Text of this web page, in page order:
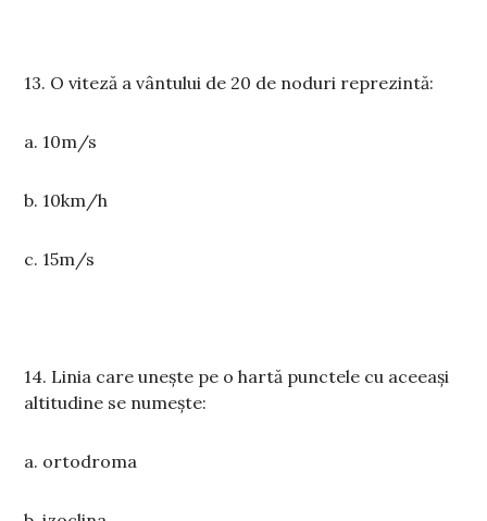
13. O viteză a vântului de 20 de noduri reprezintă:
a. 10m/s
b. 10km/h
c. 15m/s
14. Linia care unește pe o hartă punctele cu aceeași
altitudine se numește:
a. ortodroma